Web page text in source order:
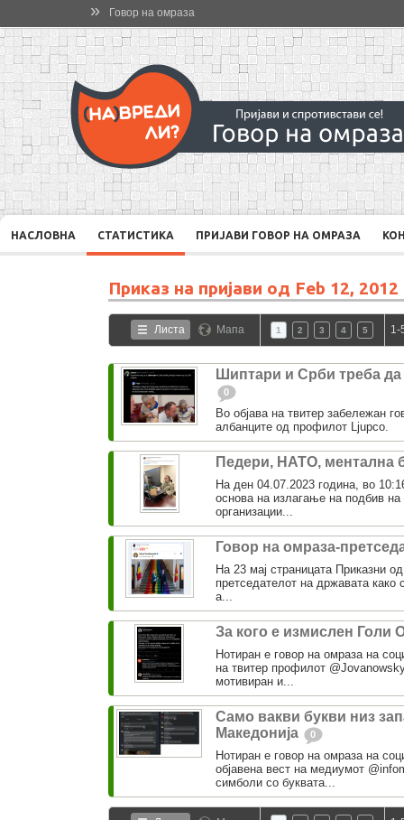
» Говор на омраза
НАСЛОВНА СТАТИСТИКА ПРИЈАВИ ГОВОР НА ОМРАЗА
Приказ на пријави од Feb 12,
Листа Мапа 1 2 3 4 5 1-
Шиптари и Срби треба да
0
Во објава на твитер забележан
албанците од профилот Ljupco.
Педери, НАТО, ментална
На ден 04.07.2023 година, во
основа на излагање на подбив
организации...
Говор на омраза-
На 23 мај страницата Приказни
претседателот на државата како
а...
За кого е измислен Голи
Нотиран е говор на омраза на
на твитер профилот
мотивиран и...
Само вакви букви низ
Македонија
0
Нотиран е говор на омраза на
објавена вест на медиумот
симболи со буквата...